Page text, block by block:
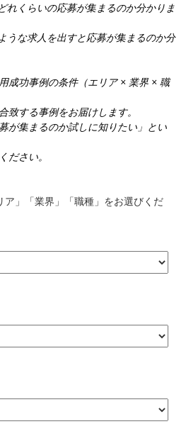
れくらいの応募が集まるのか分かりま
うな求人を出すと応募が集まるのか分
成功事例の条件（エリア × 業界 × 職
致する事例をお届けします。
が集まるのか試しに知りたい」とい
ださい。
」「業界」「職種」をお選びくだ